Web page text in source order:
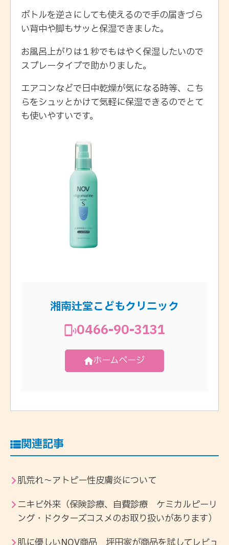
ボトルを逆さにしても使えるので手の届きづら
い背中や脚もサッと保湿できました。
お風呂上がりは１秒でもはやく保湿したいので
スプレータイプで助かりました。
エアコンなどで日中乾燥が気になる時等、こち
らをシュッとかけて気軽に保湿できるのでとて
も使いやすいです。
湘南辻堂こどもクリニック
0466-90-3131
ホームページ
関連記事
肌荒れ〜アトピー性皮膚炎について
ニキビ外来（保険診療、自費診療 ケミカルピーリ
ング・ドクターズコスメのお取り扱いがあります）